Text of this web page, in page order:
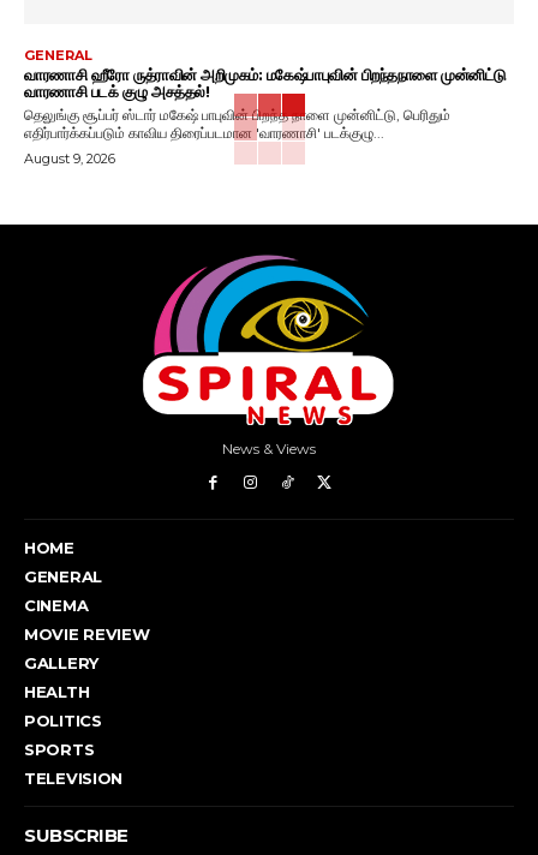
GENERAL
வாரணாசி ஹீரோ ருத்ராவின் அறிமுகம்: மகேஷ்பாபுவின் பிறந்தநாளை முன்னிட்டு
வாரணாசி படக் குழு அசத்தல்!
தெலுங்கு சூப்பர் ஸ்டார் மகேஷ் பாபுவின் பிறந்த நாளை முன்னிட்டு, பெரிதும்
எதிர்பார்க்கப்படும் காவிய திரைப்படமான 'வாரணாசி' படக்குழு...
August 9, 2026
News & Views
HOME
GENERAL
CINEMA
MOVIE REVIEW
GALLERY
HEALTH
POLITICS
SPORTS
TELEVISION
SUBSCRIBE